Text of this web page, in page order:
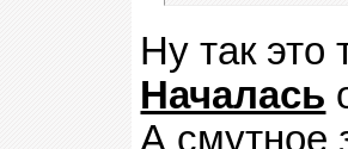
Ну так это
Началась
А смутное